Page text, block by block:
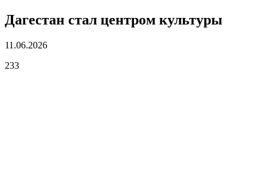
Дагестан стал центром культуры
11.06.2026
233